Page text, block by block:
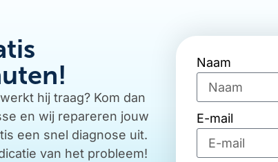
hij traag? Kom dan
en wij repareren jouw
een snel diagnose uit.
van het probleem!
Naam
E-mail